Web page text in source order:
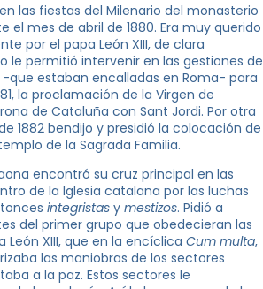
las fiestas del Milenario del monasterio
el mes de abril de 1880. Era muy querido
por el papa León XIII, de clara
le permitió intervenir en las gestiones de
que estaban encalladas en Roma- para
la proclamación de la Virgen de
de Cataluña con Sant Jordi. Por otra
1882 bendijo y presidió la colocación de
de la Sagrada Familia.
encontró su cruz principal en las
de la Iglesia catalana por las luchas
integristas y mestizos. Pidió a
del primer grupo que obedecieran las
León XIII, que en la encíclica Cum multa,
las maniobras de los sectores
a la paz. Estos sectores le